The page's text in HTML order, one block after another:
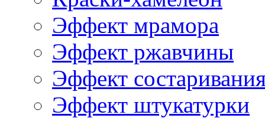
Эффект мрамора
Эффект ржавчины
Эффект
Эффект штукатурки